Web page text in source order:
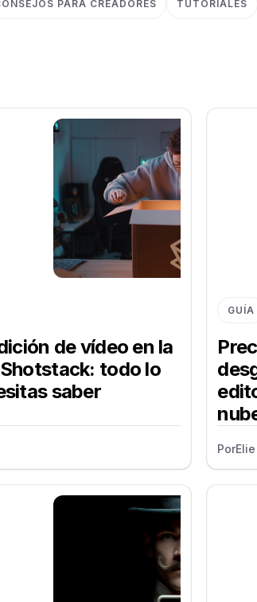
PARA CREADORES TUTORIALES
de vídeo en la
todo lo
saber
GUÍA
PorElie